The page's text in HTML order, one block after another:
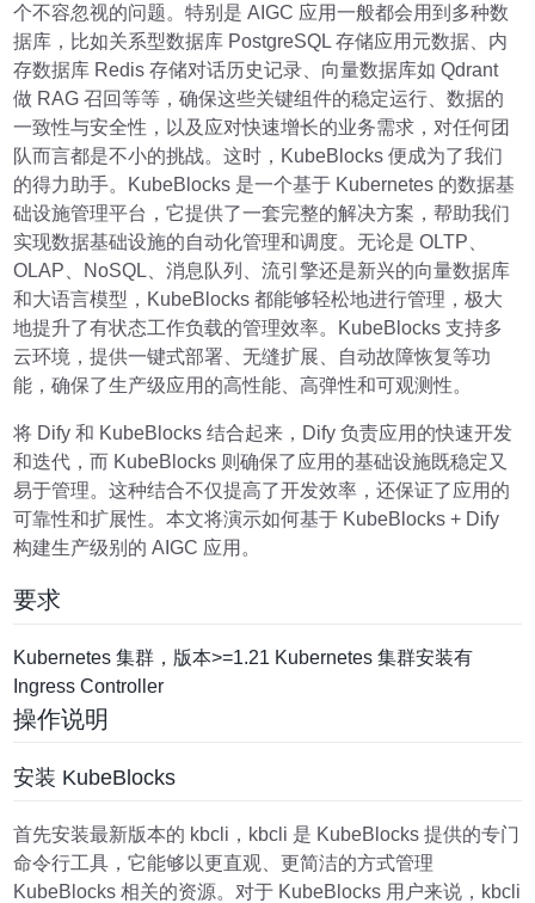
个不容忽视的问题。特别是 AIGC 应用一般都会用到多种数
据库，比如关系型数据库 PostgreSQL 存储应用元数据、内
存数据库 Redis 存储对话历史记录、向量数据库如 Qdrant
做 RAG 召回等等，确保这些关键组件的稳定运行、数据的
一致性与安全性，以及应对快速增长的业务需求，对任何团
队而言都是不小的挑战。这时，KubeBlocks 便成为了我们
的得力助手。KubeBlocks 是一个基于 Kubernetes 的数据基
础设施管理平台，它提供了一套完整的解决方案，帮助我们
实现数据基础设施的自动化管理和调度。无论是 OLTP、
OLAP、NoSQL、消息队列、流引擎还是新兴的向量数据库
和大语言模型，KubeBlocks 都能够轻松地进行管理，极大
地提升了有状态工作负载的管理效率。KubeBlocks 支持多
云环境，提供一键式部署、无缝扩展、自动故障恢复等功
能，确保了生产级应用的高性能、高弹性和可观测性。
将 Dify 和 KubeBlocks 结合起来，Dify 负责应用的快速开发
和迭代，而 KubeBlocks 则确保了应用的基础设施既稳定又
易于管理。这种结合不仅提高了开发效率，还保证了应用的
可靠性和扩展性。本文将演示如何基于 KubeBlocks + Dify
构建生产级别的 AIGC 应用。
要求
Kubernetes 集群，版本>=1.21 Kubernetes 集群安装有
Ingress Controller
操作说明
安装 KubeBlocks
首先安装最新版本的 kbcli，kbcli 是 KubeBlocks 提供的专门
命令行工具，它能够以更直观、更简洁的方式管理
KubeBlocks 相关的资源。对于 KubeBlocks 用户来说，kbcli